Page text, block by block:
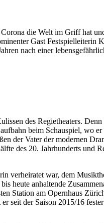
die Welt im Griff hat
Gast
nach ei­ner
des Re­gie­thea­ters.
beim Schau­spiel, wo
der Va­ter der mo­der­nen
des 20. Jahr­hun­derts und
ver­hei­ra­tet war, dem
heu­te an­hal­ten­de
Sta­ti­on am Opern­haus
seit der Sai­son 2015/16